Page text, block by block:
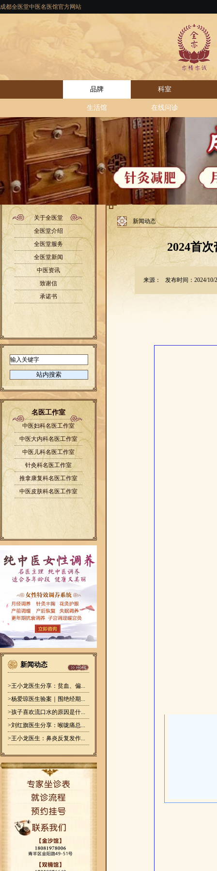
成都全医堂中医名医馆官方网站
品牌 科室
生活馆 在线问诊
关于全医堂
全医堂介绍
全医堂服务
全医堂新闻
中医资讯
致谢信
承诺书
名医工作室
中医妇科名医工作室
中医大内科名医工作室
中医儿科名医工作室
针灸科名医工作室
推拿康复科名医工作室
中医皮肤科名医工作室
新闻动态
>王小龙医生分享：贫血、偏...
>杨爱琼医生验案｜围绝经期...
>孩子喜欢流口水的原因是什...
>刘红旗医生分享：喉咙痛总...
>王小龙医生：鼻炎反复发作...
新闻动态
2024首
来源： 发布时间：2024/10/